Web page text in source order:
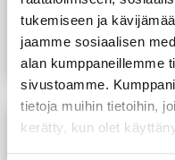
tukemiseen ja
jaamme sosiaalisen
alan kumppaneillemme
sivustoamme.
tietoja muihin tietoihin,
kerätty, kun olet
8X20X2200 mm mänty
(3,91 €/m)
Lue lisää